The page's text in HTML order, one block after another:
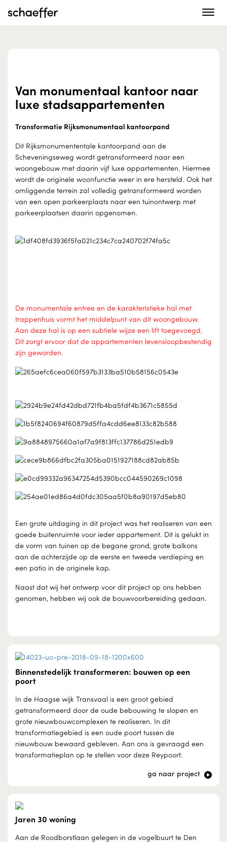
Van monumentaal kantoor naar
luxe stadsappartementen
Transformatie Rijksmonumentaal kantoorpand
Dit Rijksmonumententale kantoorpand aan de
Scheveningseweg wordt getransformeerd naar een
woongebouw met daarin vijf luxe appartementen. Hiermee
wordt de originele woonfunctie weer in ere hersteld. Ook het
omliggende terrein zal volledig getransformeerd worden
van een open parkeerplaats naar een tuinontwerp met
parkeerplaatsen daarin opgenomen.
De monumentale entree en de karakteristieke hal met
trappenhuis vormt het middelpunt van dit woongebouw.
Aan deze hal is op een subtiele wijze een lift toegevoegd.
Dit zorgt ervoor dat de appartementen levensloopbestendig
zijn geworden.
Een grote uitdaging in dit project was het realiseren van een
goede buitenruimte voor ieder appartement. Dit is gelukt in
de vorm van tuinen op de begane grond, grote balkons
aan de achterzijde op de eerste en tweede verdieping en
een patio in de originele kap.
Naast dat wij het ontwerp voor dit project op ons hebben
genomen, hebben wij ook de bouwvoorbereiding gedaan.
Binnenstedelijk transformeren: bouwen op een
poort
In de Haagse wijk Transvaal is een groot gebied
getransformeerd door de oude bebouwing te slopen en
grote nieuwbouwcomplexen te realiseren. In dit
transformatiegebied is een oude poort tussen de
nieuwbouw bewaard gebleven. Aan ons is gevraagd een
transformatieplan op te stellen voor deze Reypoort.
ga naar project
Jaren 30 woning
Aan de Roodborstlaan gelegen in de vogelbuurt te Den
Toggle